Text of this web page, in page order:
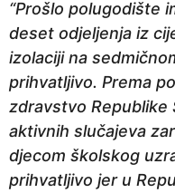
“Prošlo polugodište
deset odjeljenja iz
izolaciji na
prihvatljivo. Prema
zdravstvo
aktivnih slučajeva
djecom školskog
prihvatljivo jer u